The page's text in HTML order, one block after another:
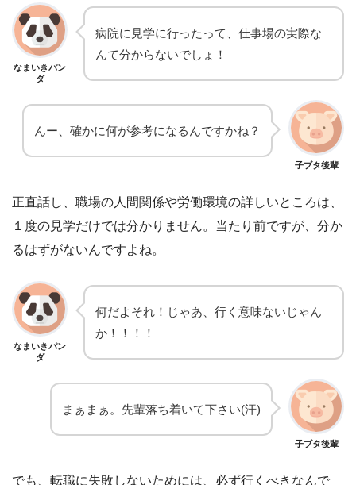
なまいきパン
ダ
病院に見学に行ったって、仕事場の実際な
んて分からないでしょ！
子ブタ後輩
んー、確かに何が参考になるんですかね？
正直話し、職場の人間関係や労働環境の詳しいところは、
１度の見学だけでは分かりません。当たり前ですが、分か
るはずがないんですよね。
なまいきパン
ダ
何だよそれ！じゃあ、行く意味ないじゃん
か！！！！
子ブタ後輩
まぁまぁ。先輩落ち着いて下さい(汗)
でも、転職に失敗しないためには、必ず行くべきなんで